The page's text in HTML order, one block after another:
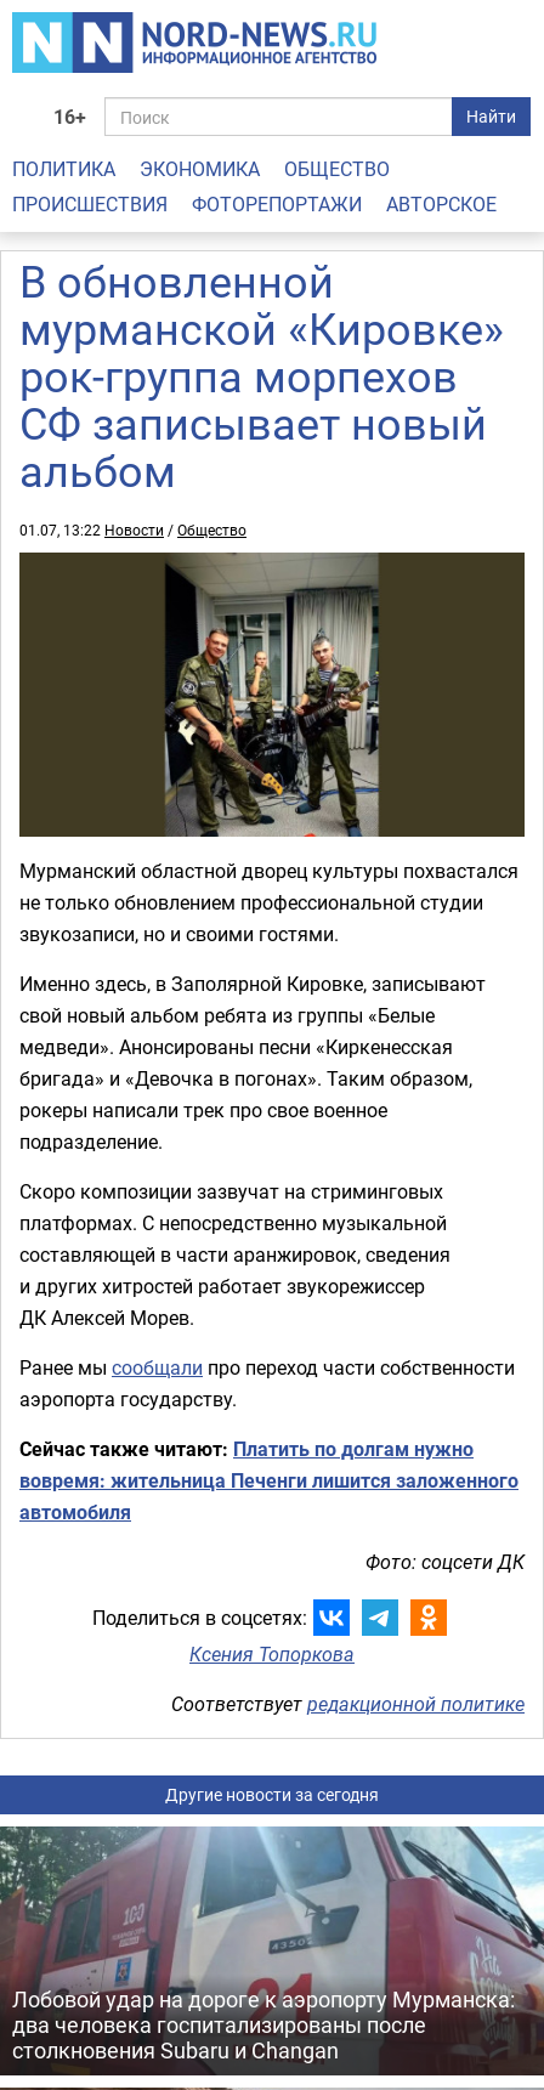
16+ Найти
ПОЛИТИКА ЭКОНОМИКА
ОБЩЕСТВО
ПРОИСШЕСТВИЯ
ФОТОРЕПОРТАЖИ АВТОРСКОЕ
В обновленной
мурманской «Кировке»
рок-группа морпехов
СФ записывает новый
альбом
01.07, 13:22 Новости /Общество
Мурманский областной дворец культуры похвастался
не только обновлением профессиональной студии
звукозаписи, но и своими гостями.
Именно здесь, в Заполярной Кировке, записывают
свой новый альбом ребята из группы «Белые
медведи». Анонсированы песни «Киркенесская
бригада» и «Девочка в погонах». Таким образом,
рокеры написали трек про свое военное
подразделение.
Скоро композиции зазвучат на стриминговых
платформах. С непосредственно музыкальной
составляющей в части аранжировок, сведения
и других хитростей работает звукорежиссер
ДК Алексей Морев.
Ранее мы сообщали про переход части собственности
аэропорта государству.
Сейчас также читают: Платить по долгам нужно
вовремя: жительница Печенги лишится заложенного
автомобиля
Фото: соцсети ДК
Поделиться в соцсетях:
Ксения Топоркова
Соответствуетредакционной политике
Другие новости за сегодня
Лобовой удар на дороге к аэропорту Мурманска:
два человека госпитализированы после
столкновения Subaru и Changan